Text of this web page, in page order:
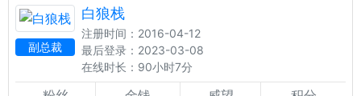
副总裁
白狼栈
注册时间：2016-04-12
最后登录：2023-03-08
在线时长：90小时7分